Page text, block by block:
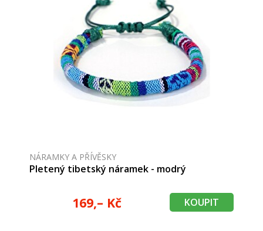
NÁRAMKY A PŘÍVĚSKY
Pletený tibetský náramek - modrý
169,– Kč KOUPIT